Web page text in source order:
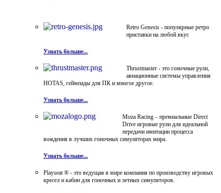
Retro Genesis - популярные ретро
приставки на любой вкус
Узнать больше...
Thrustmaster - это гоночные рули,
авиационные системы управления
HOTAS, геймпады для ПК и многое другое.
Узнать больше...
Moza Racing – премиальные Direct
Drive игровые рули для идеальной
передачи имитации процесса
вождения в лучших гоночных симуляторах мира.
Узнать больше...
Playseat ® - это ведущая в мире компания по производству игровых
кресел и кабин для гоночных и летных симуляторов.